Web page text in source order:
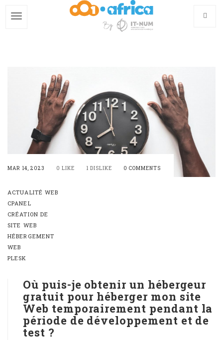
MAR 14, 2023 0 LIKE 1 DISLIKE 0 COMMENTS
ACTUALITÉ WEB
CPANEL
CRÉATION DE
SITE WEB
HÉBERGEMENT
WEB
PLESK
Où puis-je obtenir un hébergeur
gratuit pour héberger mon site
Web temporairement pendant la
période de développement et de
test ?